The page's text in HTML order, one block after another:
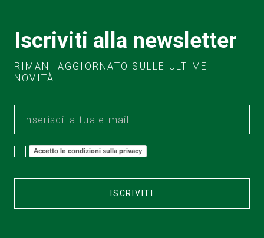
Iscriviti alla newsletter
RIMANI AGGIORNATO SULLE ULTIME
NOVITÀ
Accetto le condizioni sulla privacy
ISCRIVITI